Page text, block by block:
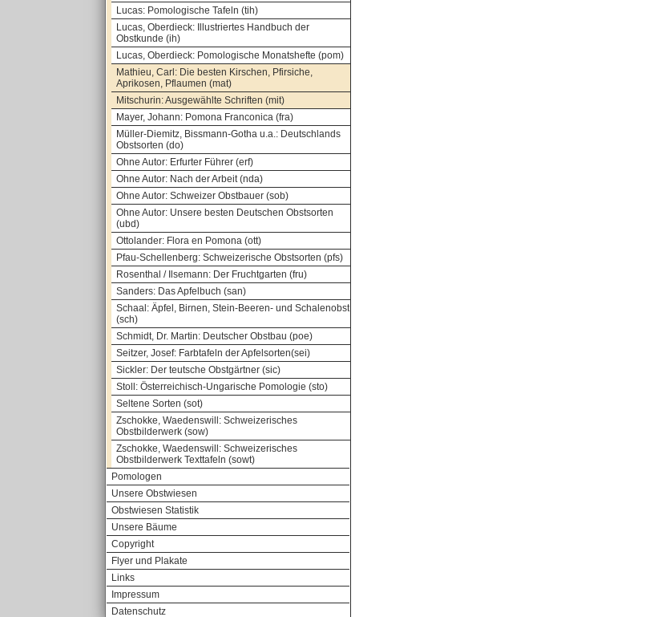
Lucas: Pomologische Tafeln (tih)
Lucas, Oberdieck: Illustriertes Handbuch der
Obstkunde (ih)
Lucas, Oberdieck: Pomologische Monatshefte (pom)
Mathieu, Carl: Die besten Kirschen, Pfirsiche,
Aprikosen, Pflaumen (mat)
Mitschurin: Ausgewählte Schriften (mit)
Mayer, Johann: Pomona Franconica (fra)
Müller-Diemitz, Bissmann-Gotha u.a.: Deutschlands
Obstsorten (do)
Ohne Autor: Erfurter Führer (erf)
Ohne Autor: Nach der Arbeit (nda)
Ohne Autor: Schweizer Obstbauer (sob)
Ohne Autor: Unsere besten Deutschen Obstsorten
(ubd)
Ottolander: Flora en Pomona (ott)
Pfau-Schellenberg: Schweizerische Obstsorten (pfs)
Rosenthal / Ilsemann: Der Fruchtgarten (fru)
Sanders: Das Apfelbuch (san)
Schaal: Äpfel, Birnen, Stein-Beeren- und Schalenobst
(sch)
Schmidt, Dr. Martin: Deutscher Obstbau (poe)
Seitzer, Josef: Farbtafeln der Apfelsorten(sei)
Sickler: Der teutsche Obstgärtner (sic)
Stoll: Österreichisch-Ungarische Pomologie (sto)
Seltene Sorten (sot)
Zschokke, Waedenswill: Schweizerisches
Obstbilderwerk (sow)
Zschokke, Waedenswill: Schweizerisches
Obstbilderwerk Texttafeln (sowt)
Pomologen
Unsere Obstwiesen
Obstwiesen Statistik
Unsere Bäume
Copyright
Flyer und Plakate
Links
Impressum
Datenschutz